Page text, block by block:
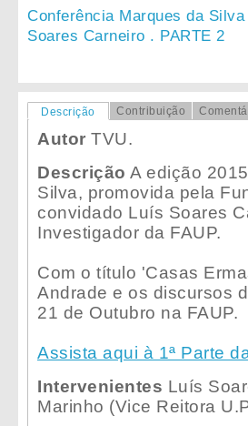
Conferência Marques da
Soares Carneiro . PARTE 2
Descrição Contribuição
Autor TVU.
Descrição A edição
Silva, promovida pela
convidado Luís Soares
Investigador da FAUP.
Com o título 'Casas
Andrade e os discursos
21 de Outubro na FAUP.
Assista aqui à 1ª Parte
Intervenientes Luís
Marinho (Vice Reitora